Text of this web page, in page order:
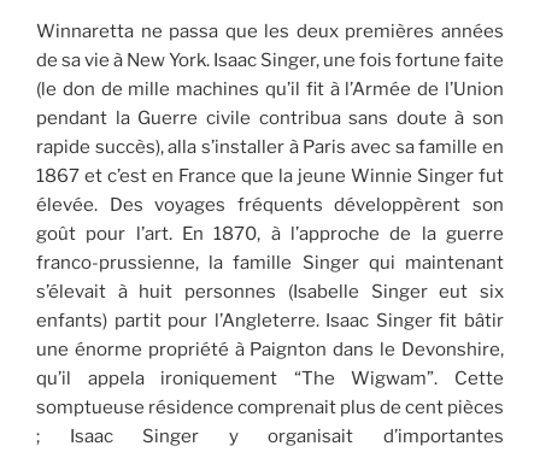
Winnaretta ne passa que les deux premières années
de sa vie à New York. Isaac Singer, une fois fortune faite
(le don de mille machines qu’il fit à l’Armée de l’Union
pendant la Guerre civile contribua sans doute à son
rapide succès), alla s’installer à Paris avec sa famille en
1867 et c’est en France que la jeune Winnie Singer fut
élevée. Des voyages fréquents développèrent son
goût pour l’art. En 1870, à l’approche de la guerre
franco-prussienne, la famille Singer qui maintenant
s’élevait à huit personnes (Isabelle Singer eut six
enfants) partit pour l’Angleterre. Isaac Singer fit bâtir
une énorme propriété à Paignton dans le Devonshire,
qu’il appela ironiquement “The Wigwam”. Cette
somptueuse résidence comprenait plus de cent pièces
; Isaac Singer y organisait d’importantes